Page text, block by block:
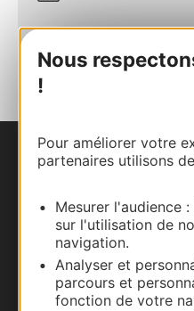
Nous
!
Pour améliorer votre
partenaires utilisons
Mesurer l'audience
sur l'utilisation de
navigation.
Analyser et
parcours et
fonction de votre
Nous contacter
Carte interactive
Documentation